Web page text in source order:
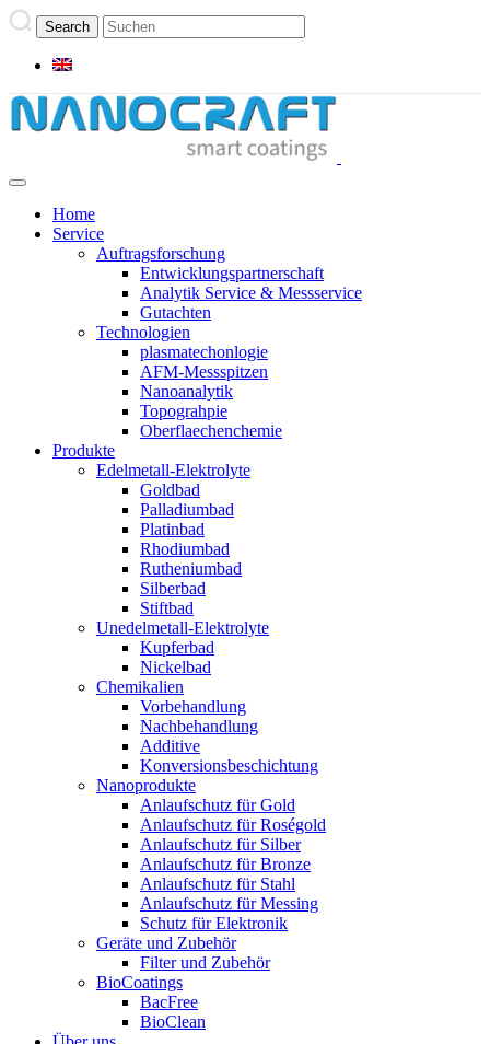
Home
Service
Auftragsforschung
Entwicklungspartnerschaft
Analytik Service & Messservice
Gutachten
Technologien
plasmatechonlogie
AFM-Messspitzen
Nanoanalytik
Topograhpie
Oberflaechenchemie
Produkte
Edelmetall-Elektrolyte
Goldbad
Palladiumbad
Platinbad
Rhodiumbad
Rutheniumbad
Silberbad
Stiftbad
Unedelmetall-Elektrolyte
Kupferbad
Nickelbad
Chemikalien
Vorbehandlung
Nachbehandlung
Additive
Konversionsbeschichtung
Nanoprodukte
Anlaufschutz für Gold
Anlaufschutz für Roségold
Anlaufschutz für Silber
Anlaufschutz für Bronze
Anlaufschutz für Stahl
Anlaufschutz für Messing
Schutz für Elektronik
Geräte und Zubehör
Filter und Zubehör
BioCoatings
BacFree
BioClean